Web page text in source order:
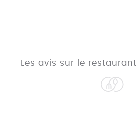
Les avis sur le restaurant